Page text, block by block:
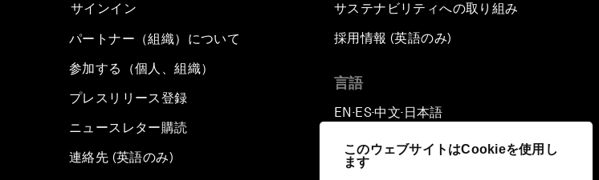
このウェブサイトはCookieを使用し
ます
サインイン
パートナー（組織）について
参加する（個人、組織）
プレスリリース登録
ニュースレター購読
連絡先 (英語のみ)
サステナビリティへの取り組み
採用情報 (英語のみ)
言語
EN ▪ ES▪中文▪ 日本語